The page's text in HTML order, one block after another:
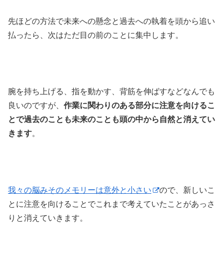
先ほどの方法で未来への懸念と過去への執着を頭から追い
払ったら、次はただ目の前のことに集中します。
腕を持ち上げる、指を動かす、背筋を伸ばすなどなんでも
良いのですが、 作業に関わりのある部分に注意を向けるこ
とで過去のことも未来のことも頭の中から自然と消えてい
きます。
我々の脳みそのメモリーは意外と小さい
ので、新しいこ
とに注意を向けることでこれまで考えていたことがあっさ
りと消えていきます。